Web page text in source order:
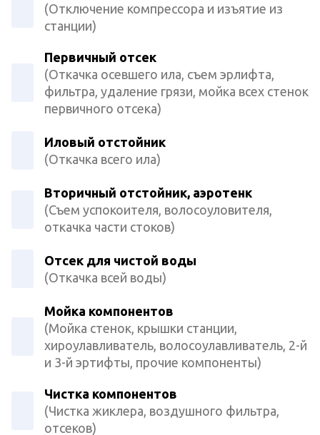
(Отключение компрессора и изъятие из
станции)
Первичный отсек
(Откачка осевшего ила, съем эрлифта,
фильтра, удаление грязи, мойка всех стенок
первичного отсека)
Иловый отстойник
(Откачка всего ила)
Вторичный отстойник, аэротенк
(Съем успокоителя, волосоуловителя,
откачка части стоков)
Отсек для чистой воды
(Откачка всей воды)
Мойка компонентов
(Мойка стенок, крышки станции,
хироулавливатель, волосоулавливатель, 2-й
и 3-й эртифты, прочие компоненты)
Чистка компонентов
(Чистка жиклера, воздушного фильтра,
отсеков)